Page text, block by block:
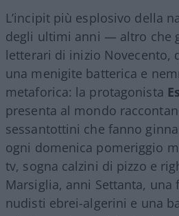
L’incipit più esplosivo della
degli ultimi anni — altro che
letterari di inizio Novecento,
una menigite batterica e
metaforica: la protagonista
presenta al mondo
sessantottini che fanno
ogni domenica pomeriggio
tv, sogna calzini di pizzo e
Marsiglia, anni Settanta,
nudisti ebrei-algerini e una